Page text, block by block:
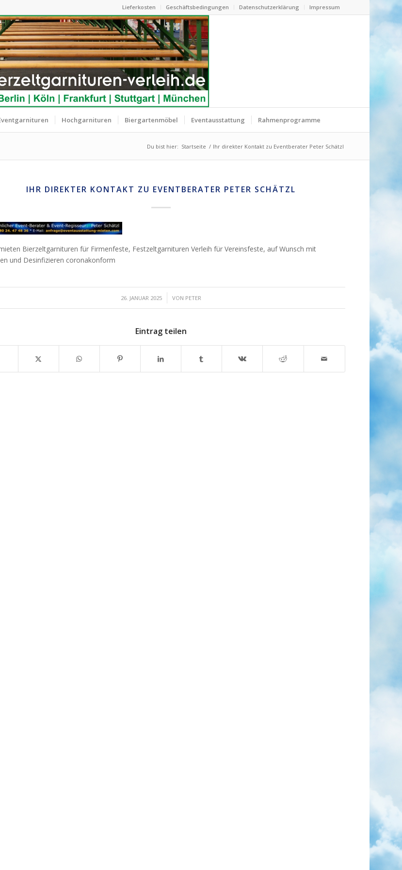
Lieferkosten Geschäftsbedingungen Datenschutzerklärung Impressum
Hochgarnituren Biergartenmöbel Eventausstattung Rahmenprogramme
Du bist hier: Startseite / Ihr direkter Kontakt zu Eventberater Peter Schätzl
IHR DIREKTER KONTAKT ZU EVENTBERATER PETER SCHÄTZL
Bierzeltgarnituren für Firmenfeste, Festzeltgarnituren Verleih für Vereinsfeste, auf Wunsch mit
und Desinfizieren coronakonform
26. JANUAR 2025
/ VON PETER
Eintrag teilen